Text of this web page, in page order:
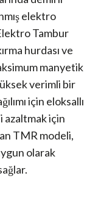
elektro
Tambur
hurdası ve
manyetik
verimli bir
için eloksallı
azaltmak için
TMR modeli,
olarak